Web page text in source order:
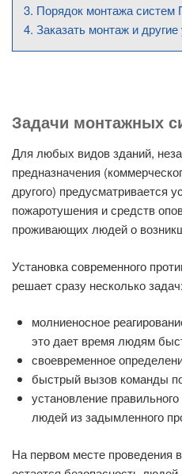
Порядок монтажа систем
Заказать монтаж и
Задачи монтажных
Для любых видов зданий,
предназначения
другого) предусматривается
пожаротушения и средств
проживающих людей о
Установка современного
решает сразу несколько задач:
молниеносное
это дает время людям
своевременное
быстрый вызов команды
установление
людей из задымленного
На первом месте проведения